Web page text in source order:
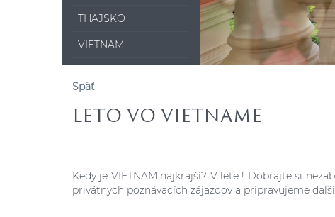
THAJSKO
VIETNAM
Späť
LETO VO VIETNAME
Kedy je VIETNAM najkrajší? V lete ! Dobrajte si
privátnych poznávacích zájazdov a pripravujeme